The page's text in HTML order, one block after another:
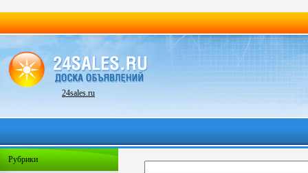
24sales.ru
Рубрики